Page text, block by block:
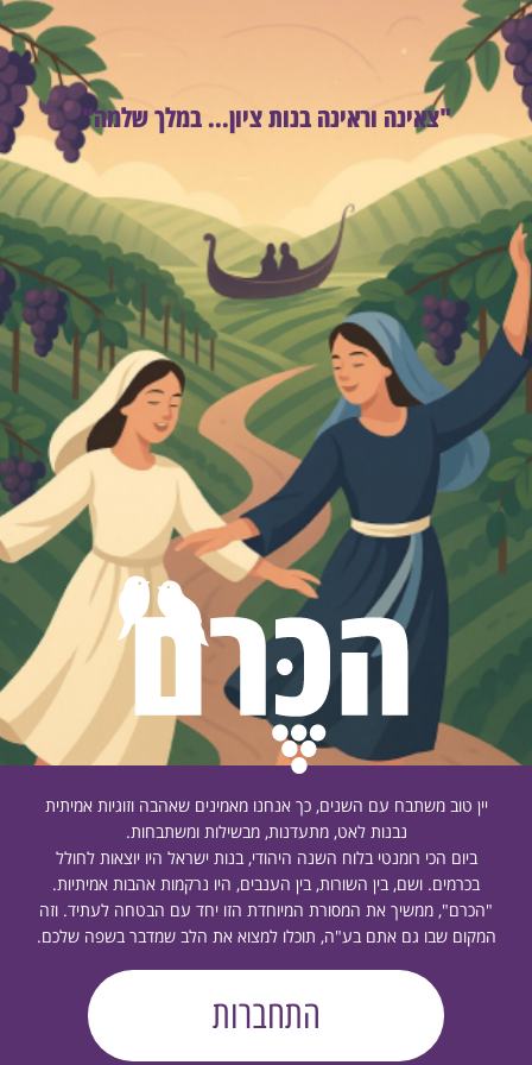
"צאינה וראינה בנות ציון... במלך שלמה"
יין טוב משתבח עם השנים, כך אנחנו מאמינים שאהבה וזוגיות אמיתית
נבנות לאט, מתעדנות, מבשילות ומשתבחות.
ביום הכי רומנטי בלוח השנה היהודי, בנות ישראל היו יוצאות לחולל
בכרמים. ושם, בין השורות, בין הענבים, היו נרקמות אהבות אמיתיות.
"הכרם", ממשיך את המסורת המיוחדת הזו יחד עם הבטחה לעתיד. וזה
המקום שבו גם אתם בע"ה, תוכלו למצוא את הלב שמדבר בשפה שלכם.
התחברות